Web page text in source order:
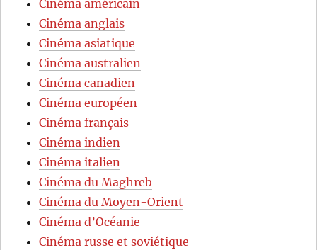
Cinéma américain
Cinéma anglais
Cinéma asiatique
Cinéma australien
Cinéma canadien
Cinéma européen
Cinéma français
Cinéma indien
Cinéma italien
Cinéma du Maghreb
Cinéma du Moyen-Orient
Cinéma d’Océanie
Cinéma russe et soviétique